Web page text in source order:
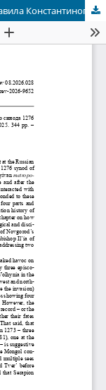
ByzRev 08.2026.028: Maria Korogodina, Правила Константинопольского синода 1276 года.